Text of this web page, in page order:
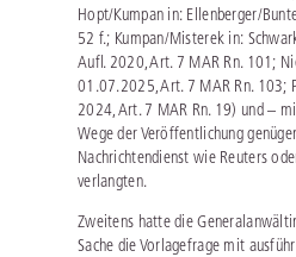
Hopt/Kumpan in: Ellenberger/
52 f.; Kumpan/Misterek in:
Aufl. 2020, Art. 7 MAR Rn. 101;
01.07.2025, Art. 7 MAR Rn. 103;
2024, Art. 7 MAR Rn. 19) und –
Wege der Veröffentlichung
Nachrichtendienst wie Reuters
verlangten.
Zweitens hatte die
Sache die Vorlagefrage mit